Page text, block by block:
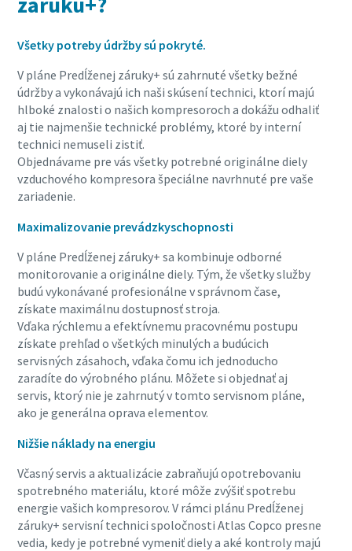
Všetky potreby údržby sú pokryté.
V pláne Predĺženej záruky+ sú zahrnuté všetky bežné
údržby a vykonávajú ich naši skúsení technici, ktorí majú
hlboké znalosti o našich kompresoroch a dokážu odhaliť
aj tie najmenšie technické problémy, ktoré by interní
technici nemuseli zistiť.
Objednávame pre vás všetky potrebné originálne diely
vzduchového kompresora špeciálne navrhnuté pre vaše
zariadenie.
Maximalizovanie prevádzkyschopnosti
V pláne Predĺženej záruky+ sa kombinuje odborné
monitorovanie a originálne diely. Tým, že všetky služby
budú vykonávané profesionálne v správnom čase,
získate maximálnu dostupnosť stroja.
Vďaka rýchlemu a efektívnemu pracovnému postupu
získate prehľad o všetkých minulých a budúcich
servisných zásahoch, vďaka čomu ich jednoducho
zaradíte do výrobného plánu. Môžete si objednať aj
servis, ktorý nie je zahrnutý v tomto servisnom pláne,
ako je generálna oprava elementov.
Nižšie náklady na energiu
Včasný servis a aktualizácie zabraňujú opotrebovaniu
spotrebného materiálu, ktoré môže zvýšiť spotrebu
energie vašich kompresorov. V rámci plánu Predĺženej
záruky+ servisní technici spoločnosti Atlas Copco presne
vedia, kedy je potrebné vymeniť diely a aké kontroly majú